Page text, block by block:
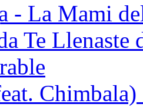
- La Mami
Te Llenaste